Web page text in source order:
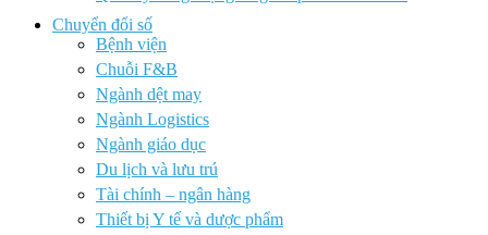
Chuyển đổi số
Bệnh viện
Chuỗi F&B
Ngành dệt may
Ngành Logistics
Ngành giáo dục
Du lịch và lưu trú
Tài chính – ngân hàng
Thiết bị Y tế và dược phẩm